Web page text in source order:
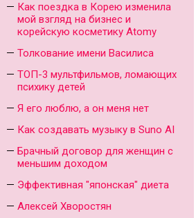
Как поездка в Корею изменила
мой взгляд на бизнес и
корейскую косметику Atomy
Толкование имени Василиса
ТОП-3 мультфильмов, ломающих
психику детей
Я его люблю, а он меня нет
Как создавать музыку в Suno AI
Брачный договор для женщин с
меньшим доходом
Эффективная "японская" диета
Алексей Хворостян